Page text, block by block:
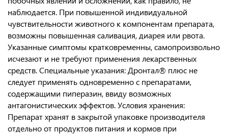
наблюдается. При повышенной индивидуальной
чувствительности животного к компонентам препарата,
возможны повышенная саливация, диарея или рвота.
Указанные симптомы кратковременны, самопроизвольно
исчезают и не требуют применения лекарственных
средств. Специальные указания: Дронтал® плюс не
следует применять одновременно с препаратами,
содержащими пиперазин, ввиду возможных
антагонистических эффектов. Условия хранения:
Препарат хранят в закрытой упаковке производителя
отдельно от продуктов питания и кормов при